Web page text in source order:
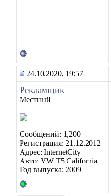
24.10.2020, 19:57
Рекламщик
Местный
Сообщений: 1,200
Регистрация: 21.12.2012
Адрес: InternetCity
Авто: VW T5 California
Год выпуска: 2009